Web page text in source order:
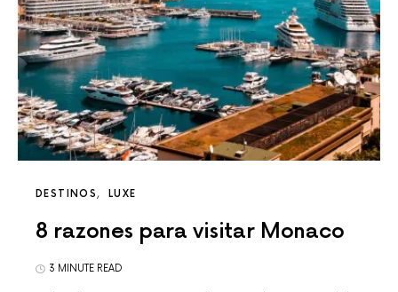
DESTINOS LUXE
8 razones para visitar Monaco
3 MINUTE READ